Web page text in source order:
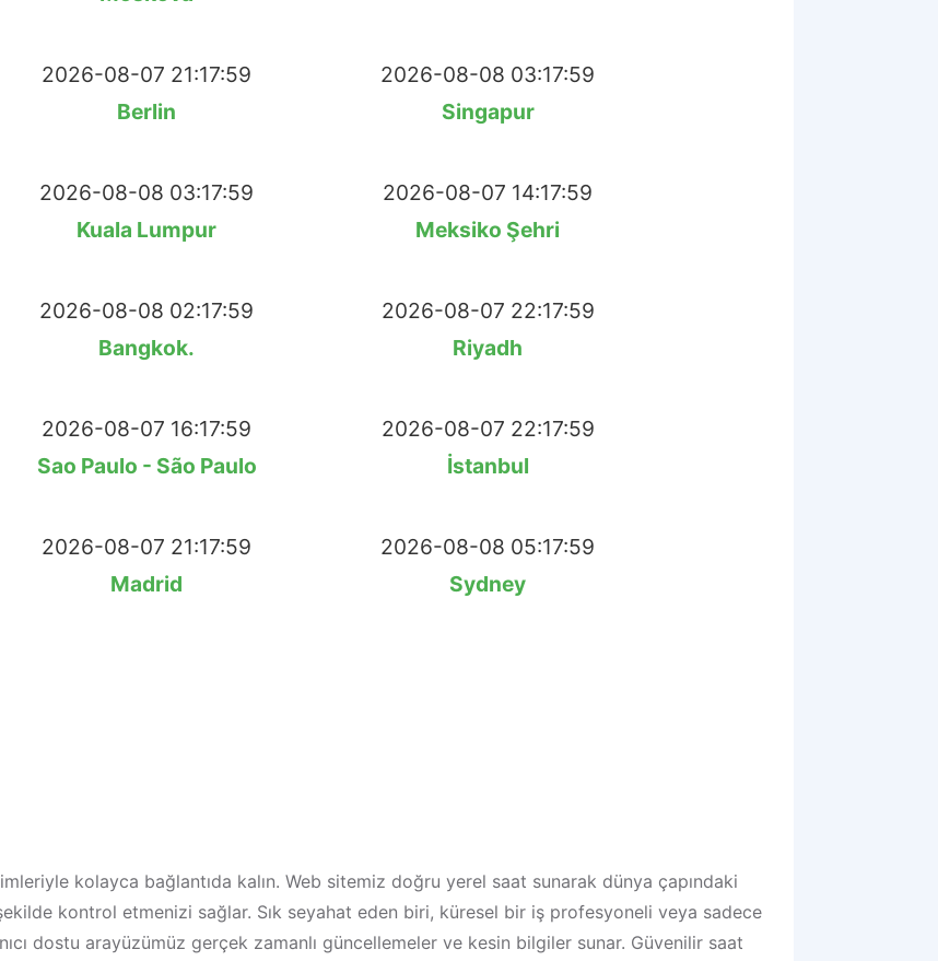
2026-08-07 21:17:59
Berlin
2026-08-08 03:17:59
Singapur
2026-08-08 03:17:59
Kuala Lumpur
2026-08-07 14:17:59
Meksiko Şehri
2026-08-08 02:17:59
Bangkok.
2026-08-07 22:17:59
Riyadh
2026-08-07 16:17:59
Sao Paulo - São Paulo
2026-08-07 22:17:59
İstanbul
2026-08-07 21:17:59
Madrid
2026-08-08 05:17:59
Sydney
kolayca bağlantıda kalın. Web sitemiz doğru yerel saat sunarak dünya çapındaki
kontrol etmenizi sağlar. Sık seyahat eden biri, küresel bir iş profesyoneli veya sadece
dostu arayüzümüz gerçek zamanlı güncellemeler ve kesin bilgiler sunar. Güvenilir saat